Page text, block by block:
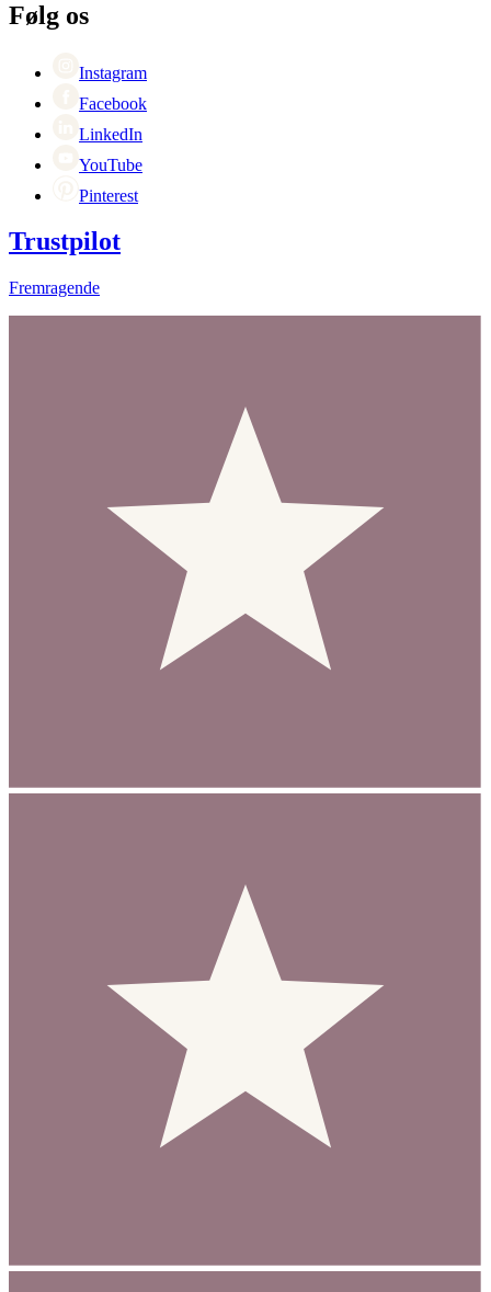
Cyber Monday
Følg os
Instagram
Facebook
LinkedIn
YouTube
Pinterest
Trustpilot
Fremragende